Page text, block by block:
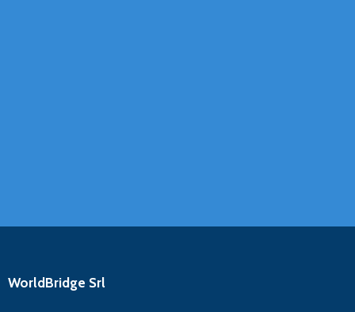
WorldBridge Srl